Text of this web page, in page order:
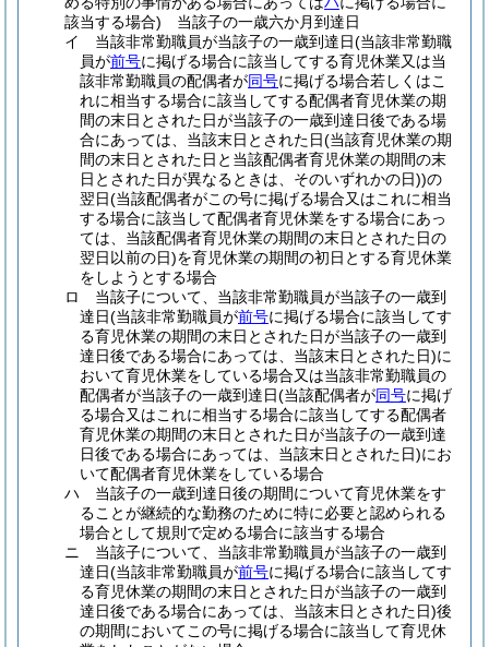
該当する場合) 当該子の一歳六か月到達日
イ
当該非常勤職員が当該子の一歳到達日(当該非常勤職
員が前号に掲げる場合に該当してする育児休業又は当
該非常勤職員の配偶者が同号に掲げる場合若しくはこ
れに相当する場合に該当してする配偶者育児休業の期
間の末日とされた日が当該子の一歳到達日後である場
合にあっては、当該末日とされた日(当該育児休業の期
間の末日とされた日と当該配偶者育児休業の期間の末
日とされた日が異なるときは、そのいずれかの日))の
翌日(当該配偶者がこの号に掲げる場合又はこれに相当
する場合に該当して配偶者育児休業をする場合にあっ
ては、当該配偶者育児休業の期間の末日とされた日の
翌日以前の日)を育児休業の期間の初日とする育児休業
をしようとする場合
ロ
当該子について、当該非常勤職員が当該子の一歳到
達日(当該非常勤職員が前号に掲げる場合に該当してす
る育児休業の期間の末日とされた日が当該子の一歳到
達日後である場合にあっては、当該末日とされた日)に
おいて育児休業をしている場合又は当該非常勤職員の
配偶者が当該子の一歳到達日(当該配偶者が同号に掲げ
る場合又はこれに相当する場合に該当してする配偶者
育児休業の期間の末日とされた日が当該子の一歳到達
日後である場合にあっては、当該末日とされた日)にお
いて配偶者育児休業をしている場合
ハ
当該子の一歳到達日後の期間について育児休業をす
ることが継続的な勤務のために特に必要と認められる
場合として規則で定める場合に該当する場合
ニ
当該子について、当該非常勤職員が当該子の一歳到
達日(当該非常勤職員が前号に掲げる場合に該当してす
る育児休業の期間の末日とされた日が当該子の一歳到
達日後である場合にあっては、当該末日とされた日)後
の期間においてこの号に掲げる場合に該当して育児休